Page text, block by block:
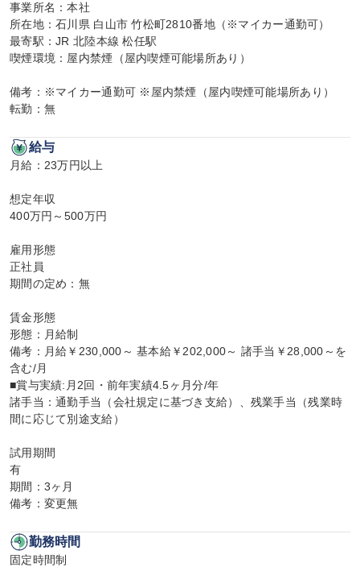
事業所名：本社
所在地：石川県 白山市 竹松町2810番地（※マイカー通勤可）
最寄駅：JR 北陸本線 松任駅
喫煙環境：屋内禁煙（屋内喫煙可能場所あり）
備考：※マイカー通勤可 ※屋内禁煙（屋内喫煙可能場所あり）
転勤：無
給与
月給：23万円以上
想定年収
400万円～500万円
雇用形態
正社員
期間の定め：無
賃金形態
形態：月給制
備考：月給￥230,000～ 基本給￥202,000～ 諸手当￥28,000～を
含む/月
■賞与実績:月2回・前年実績4.5ヶ月分/年
諸手当：通勤手当（会社規定に基づき支給）、残業手当（残業時
間に応じて別途支給）
試用期間
有
期間：3ヶ月
備考：変更無
勤務時間
固定時間制